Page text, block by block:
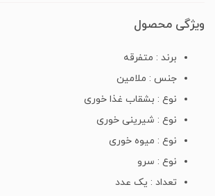
ویژگی محصول
برند : متفرقه
جنس : ملامین
نوع : بشقاب غذا خوری
نوع : شیرینی خوری
نوع : میوه خوری
نوع : سرو
تعداد : یک عدد